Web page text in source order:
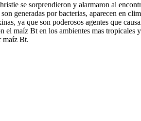
se sorprendieron y alarmaron al
generadas por bacterias, aparecen en
ya que son poderosos agentes que
el maíz Bt en los ambientes mas
maíz Bt.